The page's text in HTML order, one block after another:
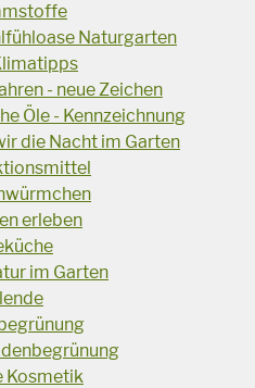
Naturgarten
- neue Zeichen
Öle - Kennzeichnung
die Nacht im Garten
erleben
im Garten
Kosmetik